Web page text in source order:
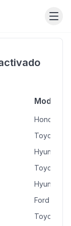
Modelos
Honda
Toyota
Hyundai
Toyota
Hyundai
Ford
Toyota